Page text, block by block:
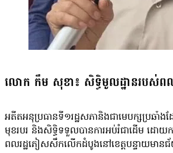
លោក កឹម សុខា៖ សិទ្ធិមូលដ្ឋានរបស់ពលរដ្
អតីតអនុប្រធានទី១រដ្ឋសភានិងជាមេបក្សប្រឆាំ
មុខរបរ និងសិទ្ធិទទួលបានការអប់រំជាដើម ដោយ
ពលរដ្ឋភៀសសឹកលើកដំបូងនៅខេត្តបន្ទាយមា